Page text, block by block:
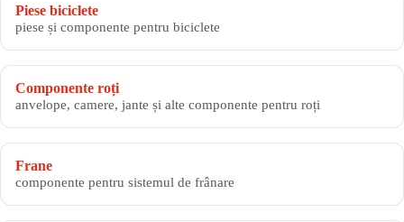
Piese biciclete
piese și componente pentru biciclete
Componente roți
anvelope, camere, jante și alte componente pentru roți
Frane
componente pentru sistemul de frânare